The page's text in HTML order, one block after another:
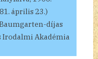
április 23.)
díjas
Irodalmi Akadémia